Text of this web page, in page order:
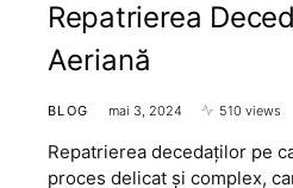
Repatrierea
Aeriană
BLOG mai 3, 2024 510 views
Repatrierea decedaților pe
proces delicat și complex,